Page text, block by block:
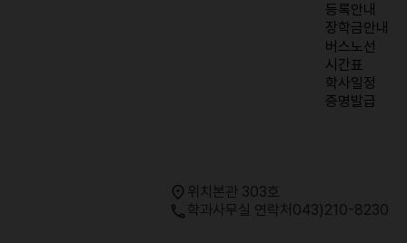
등록안내
장학금안내
버스노선
시간표
학사일정
증명발급
위치 본관 303호
학과사무실 연락처 043)210-8230